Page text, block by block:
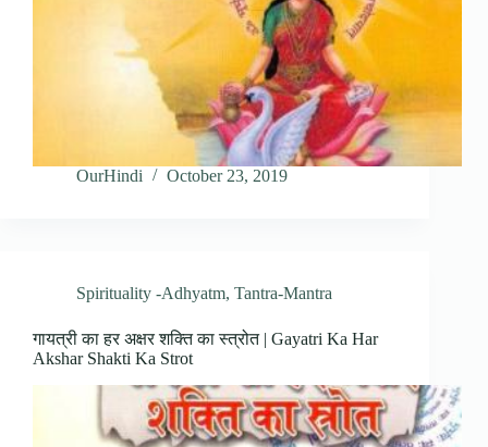
OurHindi October 23, 2019
Spirituality -Adhyatm, Tantra-Mantra
गायत्री का हर अक्षर शक्ति का स्त्रोत | Gayatri Ka Har
Akshar Shakti Ka Strot